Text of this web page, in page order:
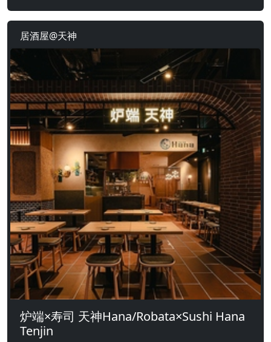
居酒屋@天神
炉端×寿司 天神Hana/Robata×Sushi Hana
Tenjin